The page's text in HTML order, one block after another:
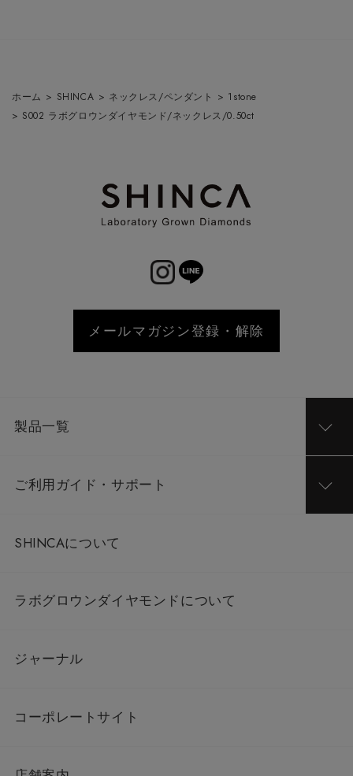
ホーム > SHINCA > ネックレス/ペンダント > 1stone
> S002 ラボグロウンダイヤモンド/ネックレス/0.50ct
メールマガジン登録・解除
製品一覧
ご利用ガイド・サポート
SHINCAについて
ラボグロウンダイヤモンドについて
ジャーナル
コーポレートサイト